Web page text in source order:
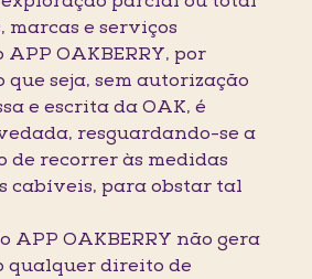
marcas e serviços
OAKBERRY, por
seja, sem autorização
e escrita da OAK, é
resguardando-se a
de recorrer às medidas
cabíveis, para obstar tal
APP OAKBERRY não gera
qualquer direito de